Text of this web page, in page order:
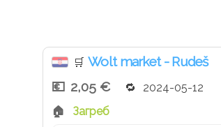
🛒 Wolt market - Rudeš
2,05 €
2024-05-12
Загреб